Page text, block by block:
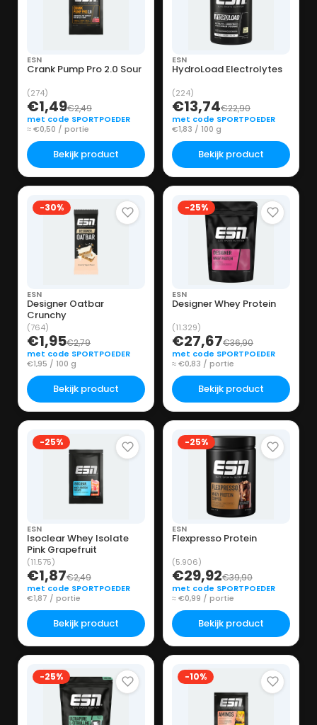
ESN
Crank Pump Pro 2.0 Sour
(274)
€1,49€2,49
met code SPORTPOEDER
≈ €0,50 / portie
Bekijk product
ESN
HydroLoad Electrolytes
(224)
€13,74€22,90
met code SPORTPOEDER
€1,83 / 100 g
Bekijk product
-30%
ESN
Designer Oatbar
Crunchy
(764)
€1,95€2,79
met code SPORTPOEDER
€1,95 / 100 g
Bekijk product
-25%
ESN
Designer Whey Protein
(11.329)
€27,67€36,90
met code SPORTPOEDER
≈ €0,83 / portie
Bekijk product
-25%
ESN
Isoclear Whey Isolate
Pink Grapefruit
(11.575)
€1,87€2,49
met code SPORTPOEDER
€1,87 / portie
Bekijk product
-25%
ESN
Flexpresso Protein
(5.906)
€29,92€39,90
met code SPORTPOEDER
≈ €0,99 / portie
Bekijk product
-25% -10%